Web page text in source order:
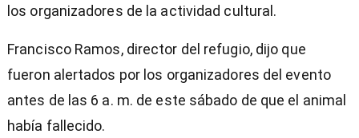
los organizadores de la actividad cultural.
Francisco Ramos, director del refugio, dijo que
fueron alertados por los organizadores del evento
antes de las 6 a. m. de este sábado de que el animal
había fallecido.